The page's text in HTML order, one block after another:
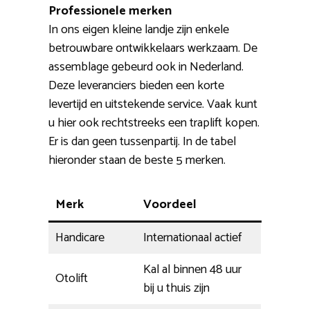
Professionele merken
In ons eigen kleine landje zijn enkele
betrouwbare ontwikkelaars werkzaam. De
assemblage gebeurd ook in Nederland.
Deze leveranciers bieden een korte
levertijd en uitstekende service. Vaak kunt
u hier ook rechtstreeks een traplift kopen.
Er is dan geen tussenpartij. In de tabel
hieronder staan de beste 5 merken.
Merk
Voordeel
Handicare
Internationaal actief
Otolift
Kal al binnen 48 uur
bij u thuis zijn